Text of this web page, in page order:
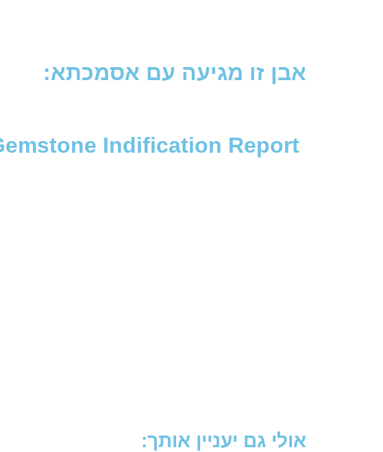
אבן זו מגיעה עם אסמכתא:
Indification Report
אולי גם יעניין אותך: